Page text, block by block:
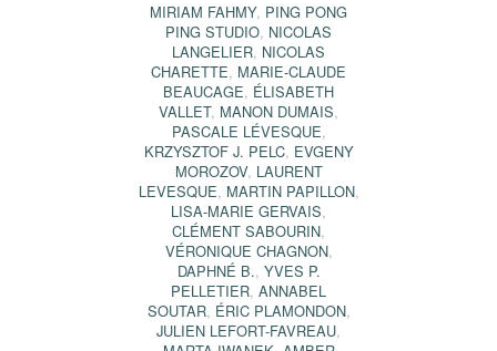
MIRIAM FAHMY, PING PONG
PING STUDIO, NICOLAS
LANGELIER, NICOLAS
CHARETTE, MARIE-CLAUDE
BEAUCAGE, ÉLISABETH
VALLET, MANON DUMAIS,
PASCALE LÉVESQUE,
KRZYSZTOF J. PELC, EVGENY
MOROZOV, LAURENT
LEVESQUE, MARTIN PAPILLON,
LISA-MARIE GERVAIS,
CLÉMENT SABOURIN,
VÉRONIQUE CHAGNON,
DAPHNÉ B., YVES P.
PELLETIER, ANNABEL
SOUTAR, ÉRIC PLAMONDON,
JULIEN LEFORT-FAVREAU,